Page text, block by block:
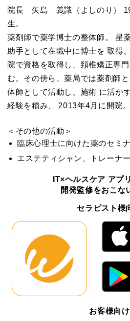
院長 矢島 義識（よしのり）
生。
薬剤師で薬学博士の整体師。 星
助手として在職中に博士を 取得
院で資格を取得し、頚椎矯正専
む。その傍ら、薬局では薬剤師
体師として活動し、施術 に活か
経験を積み、 2013年4月に開院。
＜その他の活動＞
臨床心理士に向けた薬のセミ
エステティシャン、トレーナ
IT×ヘルスケア アプ
開発監修をおこな
セラピスト様
お客様向け